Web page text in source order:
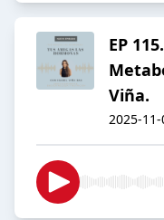
EP
Viña.
2025-